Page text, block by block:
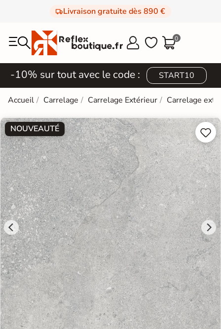
Livraison gratuite dès 890 €
  0
-10% sur tout avec le code : START10
Accueil Carrelage Carrelage Extérieur Carrelage
NOUVEAUTÉ 
